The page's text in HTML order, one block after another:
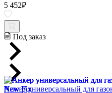
5 452₽
Под заказ
Анкер универсальный для